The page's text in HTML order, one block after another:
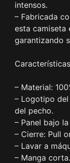
intensos.
– Fabricada
esta camiseta
garantizando
– Material:
– Logotipo
del pecho.
– Panel bajo
– Cierre: Pull
– Lavar a
– Manga corta.